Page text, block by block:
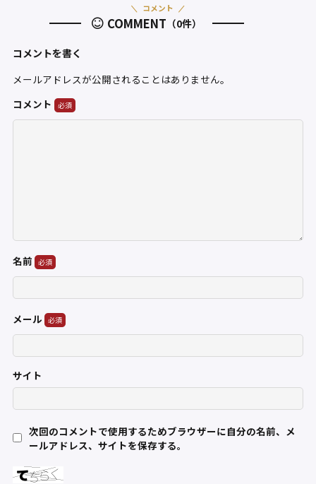
COMMENT （0件）
コメント
コメントを書く
メールアドレスが公開されることはありません。
コメント
名前
メール
サイト
次回のコメントで使用するためブラウザーに自分の名前、メ
ールアドレス、サイトを保存する。